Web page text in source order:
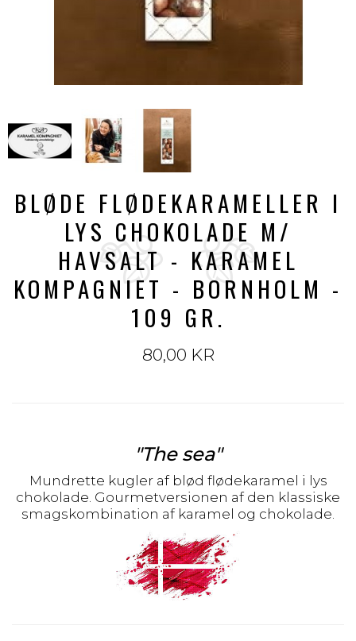
BLØDE FLØDEKARAMELLER I
LYS CHOKOLADE M/
HAVSALT - KARAMEL
KOMPAGNIET - BORNHOLM -
109 GR.
80,00 KR
"The sea"
Mundrette kugler af blød flødekaramel i lys
chokolade. Gourmetversionen af den klassiske
smagskombination af karamel og chokolade.